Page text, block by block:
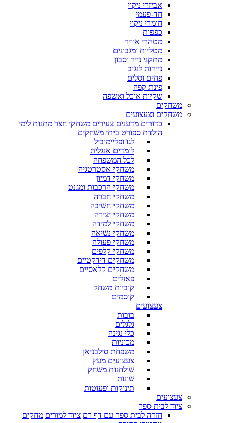
אביזרי ניקוי
חד-פעמי
חומרי ניקוי
כפפות
מטהרי אוויר
מטליות ומגבונים
מתקני נייר וסבון
ניירות לנגוב
פחים וסלים
פינת קפה
שקיות אוכל ואשפה
משחקים
משחקים וצעצועים
כדורים מדענים צעירים משחקי חצר מתנות לימי
הולדת ספורט ביתי משחקים
לגו ופליימוביל
לומדים אנגלית
לכל המשפחה
משחקי אסטרטגיה
משחקי דמיון
משחקי הרכבות ומגנט
משחקי חברה
משחקי חשיבה
משחקי יצירה
משחקי למידה
משחקי נשיאה
משחקי פעולה
משחקי קלפים
משחקים דידקטיים
משחקים קלאסיים
פאזלים
קוביות משחק
קוסמים
צעצועים
בובות
גלגלים
כלי נגינה
מכוניות
משפחת סילבניאן
צעצועים מעץ
שולחנות משחק
שונות
תינוקות ופעוטות
צעצועים
ציוד לבית ספר
חזרה לבית ספר עם דף רם ציוד למורים מחקים